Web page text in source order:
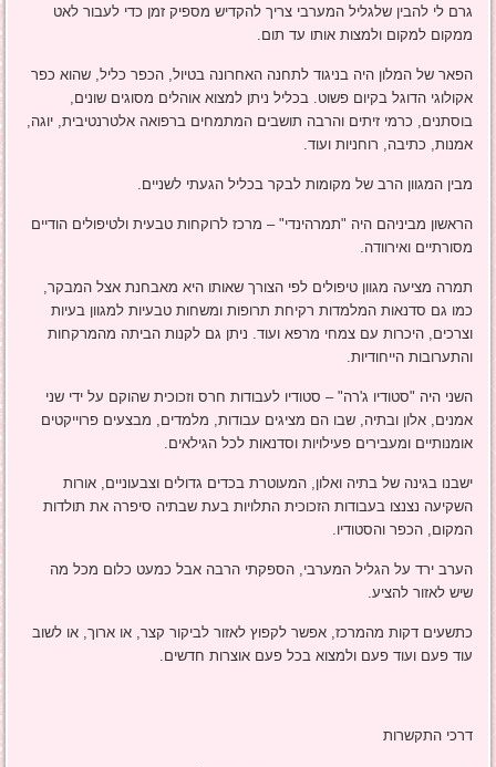
גרם לי להבין שלגליל המערבי צריך להקדיש מספיק זמן כדי לעבור לאט
ממקום למקום ולמצות אותו עד תום.
הפאר של המלון היה בניגוד לתחנה האחרונה בטיול, הכפר כליל, שהוא כפר
אקולוגי הדוגל בקיום פשוט. בכליל ניתן למצוא אוהלים מסוגים שונים,
בוסתנים, כרמי זיתים והרבה תושבים המתמחים ברפואה אלטרנטיבית, יוגה,
אמנות, כתיבה, רוחניות ועוד.
מבין המגוון הרב של מקומות לבקר בכליל הגעתי לשניים.
הראשון מביניהם היה "תמרהינדי" – מרכז לרוקחות טבעית ולטיפולים הודיים
מסורתיים ואירוודה.
תמרה מציעה מגוון טיפולים לפי הצורך שאותו היא מאבחנת אצל המבקר,
כמו גם סדנאות המלמדות רקיחת תרופות ומשחות טבעיות למגוון בעיות
וצרכים, היכרות עם צמחי מרפא ועוד. ניתן גם לקנות הביתה מהמרקחות
והתערובות הייחודיות.
השני היה "סטודיו ג'רה" – סטודיו לעבודות חרס וזכוכית שהוקם על ידי שני
אמנים, אלון ובתיה, שבו הם מציגים עבודות, מלמדים, מבצעים פרוייקטים
אומנותיים ומעבירים פעילויות וסדנאות לכל הגילאים.
ישבנו בגינה של בתיה ואלון, המעוטרת בכדים גדולים וצבעוניים, אורות
השקיעה נצנצו בעבודות הזכוכית התלויות בעת שבתיה סיפרה את תולדות
המקום, הכפר והסטודיו.
הערב ירד על הגליל המערבי, הספקתי הרבה אבל כמעט כלום מכל מה
שיש לאזור להציע.
כתשעים דקות מהמרכז, אפשר לקפוץ לאזור לביקור קצר, או ארוך, או לשוב
עוד פעם ועוד פעם ולמצוא בכל פעם אוצרות חדשים.
דרכי התקשרות